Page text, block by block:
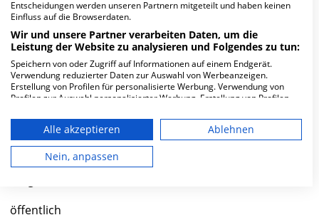
Stiftungsklinik Weißenhorn in der Günzburger Straße 41
ist ein kleines Krankenhaus in Weißenhorn. Mit einer
Kapazität von 160 Betten werden in den spezialisierten
Fachabteilungen pro Jahr etwa 7.706 medizinische Fälle
behandelt und therapiert.
Weiterlesen
Besuchszeiten
0 bis 23 Uhr
öffentlich
Entscheidungen werden unseren Partnern mitgeteilt und haben keinen
Einfluss auf die Browserdaten.
Wir und unsere Partner verarbeiten Daten, um die
Leistung der Website zu analysieren und Folgendes zu tun:
Speichern von oder Zugriff auf Informationen auf einem Endgerät.
Verwendung reduzierter Daten zur Auswahl von Werbeanzeigen.
Erstellung von Profilen für personalisierte Werbung. Verwendung von
Profilen zur Auswahl personalisierter Werbung. Erstellung von Profilen
personalisierter Inhalte. Messung der Werbeleistung. Messung der
Performance von Inhalten. Analyse von Zielgruppen durch Statistiken
oder Kombinationen von Daten aus verschiedenen Quellen. Entwicklung
und Verbesserung der Angebote. Verwendung reduzierter Daten zur
Auswahl von Inhalten.
die USA gesendet werden.
Ihre Einwilligung und die cookie Richtlinie gelten ausschließlich für diese
Alle akzeptieren
Ablehnen
Nein, anpassen